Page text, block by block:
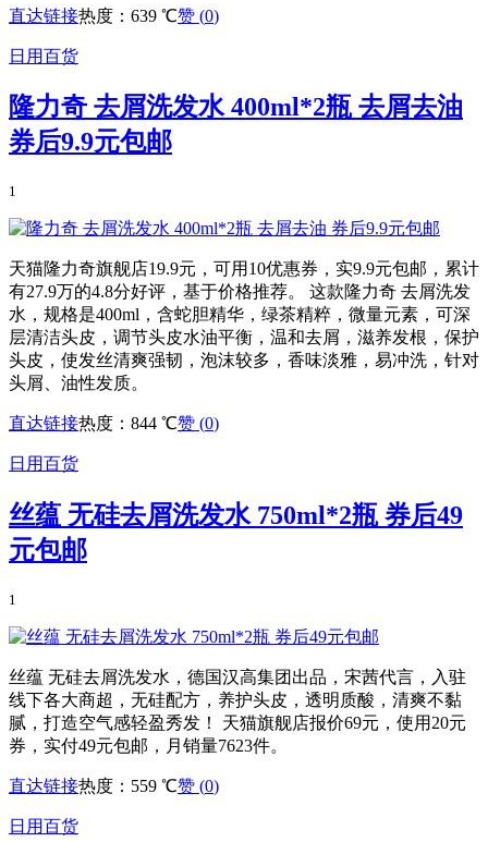
直达链接热度：639 ℃赞 (0)
日用百货
隆力奇 去屑洗发水 400ml*2瓶 去屑去油
券后9.9元包邮
1
天猫隆力奇旗舰店19.9元，可用10优惠券，实9.9元包邮，累计
有27.9万的4.8分好评，基于价格推荐。 这款隆力奇 去屑洗发
水，规格是400ml，含蛇胆精华，绿茶精粹，微量元素，可深
层清洁头皮，调节头皮水油平衡，温和去屑，滋养发根，保护
头皮，使发丝清爽强韧，泡沫较多，香味淡雅，易冲洗，针对
头屑、油性发质。
直达链接热度：844 ℃赞 (0)
日用百货
丝蕴 无硅去屑洗发水 750ml*2瓶 券后49
元包邮
1
丝蕴 无硅去屑洗发水，德国汉高集团出品，宋茜代言，入驻
线下各大商超，无硅配方，养护头皮，透明质酸，清爽不黏
腻，打造空气感轻盈秀发！ 天猫旗舰店报价69元，使用20元
券，实付49元包邮，月销量7623件。
直达链接热度：559 ℃赞 (0)
日用百货